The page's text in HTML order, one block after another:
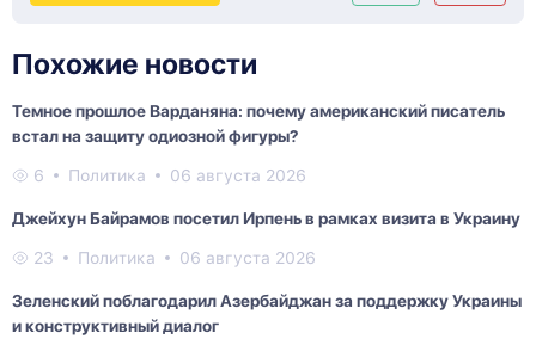
Похожие новости
Темное прошлое Варданяна: почему американский писатель
встал на защиту одиозной фигуры?
6 Политика 06 августа 2026
Джейхун Байрамов посетил Ирпень в рамках визита в Украину
23 Политика 06 августа 2026
Зеленский поблагодарил Азербайджан за поддержку Украины
и конструктивный диалог